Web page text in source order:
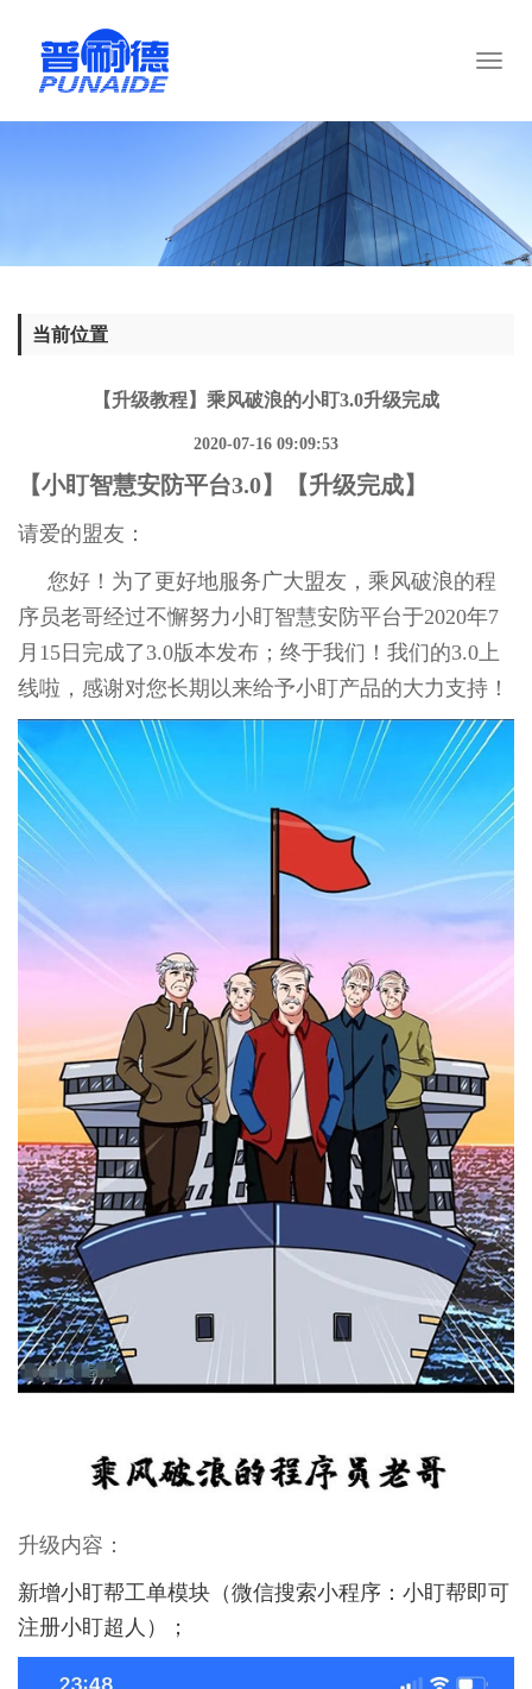
当前位置
【升级教程】乘风破浪的小盯3.0升级完成
2020-07-16 09:09:53
【小盯智慧安防平台3.0】【升级完成】
请爱的盟友：
您好！为了更好地服务广大盟友，乘风破浪的程
序员老哥经过不懈努力小盯智慧安防平台于2020年7
月15日完成了3.0版本发布；终于我们！我们的3.0上
线啦，感谢对您长期以来给予小盯产品的大力支持！
升级内容：
新增小盯帮工单模块（微信搜索小程序：小盯帮即可
注册小盯超人）；